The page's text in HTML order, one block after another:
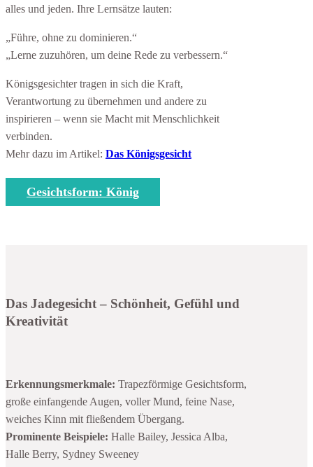
alles und jeden. Ihre Lernsätze lauten:
„Führe, ohne zu dominieren.“
„Lerne zuzuhören, um deine Rede zu verbessern.“
Königsgesichter tragen in sich die Kraft,
Verantwortung zu übernehmen und andere zu
inspirieren – wenn sie Macht mit Menschlichkeit
verbinden.
Mehr dazu im Artikel: Das Königsgesicht
Gesichtsform: König
Das Jadegesicht – Schönheit, Gefühl und
Kreativität
Erkennungsmerkmale: Trapezförmige Gesichtsform,
große einfangende Augen, voller Mund, feine Nase,
weiches Kinn mit fließendem Übergang.
Prominente Beispiele: Halle Bailey, Jessica Alba,
Halle Berry, Sydney Sweeney